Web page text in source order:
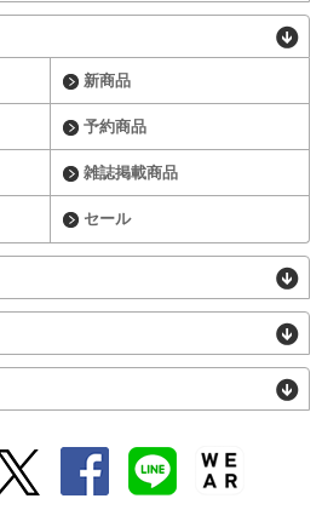
新商品
予約商品
雑誌掲載商品
セール